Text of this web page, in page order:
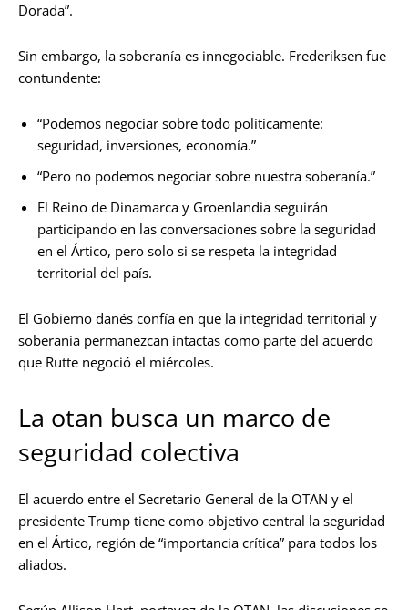
Dorada”.
Sin embargo, la soberanía es innegociable. Frederiksen fue
contundente:
“Podemos negociar sobre todo políticamente:
seguridad, inversiones, economía.”
“Pero no podemos negociar sobre nuestra soberanía.”
El Reino de Dinamarca y Groenlandia seguirán
participando en las conversaciones sobre la seguridad
en el Ártico, pero solo si se respeta la integridad
territorial del país.
El Gobierno danés confía en que la integridad territorial y
soberanía permanezcan intactas como parte del acuerdo
que Rutte negoció el miércoles.
La otan busca un marco de
seguridad colectiva
El acuerdo entre el Secretario General de la OTAN y el
presidente Trump tiene como objetivo central la seguridad
en el Ártico, región de “importancia crítica” para todos los
aliados.